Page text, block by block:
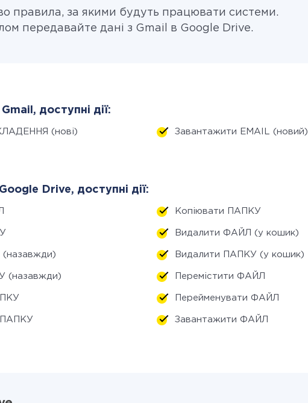
правила, за якими будуть працювати системи.
передавайте дані з Gmail в Google Drive.
доступні дії:
(нові) Завантажити EMAIL (новий)
Drive, доступні дії:
Копіювати ПАПКУ
Видалити ФАЙЛ (у кошик)
Видалити ПАПКУ (у кошик)
(назавжди) Перемістити ФАЙЛ
Перейменувати ФАЙЛ
ПАПКУ Завантажити ФАЙЛ